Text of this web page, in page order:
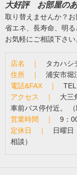
大好評 お部屋の
取り替えませんか？お
省エネ、長寿命、明る
お気軽にご相談下さい
店名 ｜
タカハシ
住所 ｜
浦安市堀
電話&FAX ｜
アクセス ｜
大三
車前バス停付近。 （
営業時間 ｜
9：
定休日 ｜
日曜日
相談）